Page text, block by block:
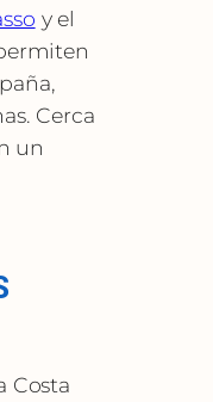
y el
Cerca
un
Costa